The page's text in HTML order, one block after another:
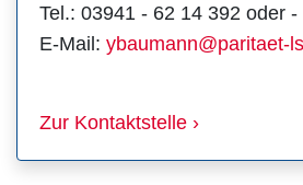
Tel.: 03941 - 62 14 392 oder
E-Mail: ybaumann@paritaet-
Zur Kontaktstelle ›